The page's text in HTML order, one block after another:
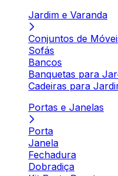
Jardim e Varanda
Conjuntos de
Sofás
Bancos
Banquetas para
Cadeiras para
Portas e Janelas
Porta
Janela
Fechadura
Dobradiça